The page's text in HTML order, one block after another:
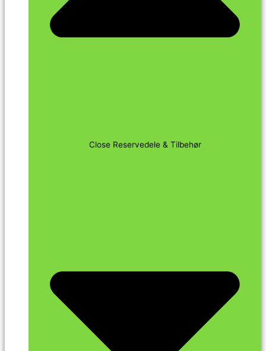
Close Reservedele & Tilbehør